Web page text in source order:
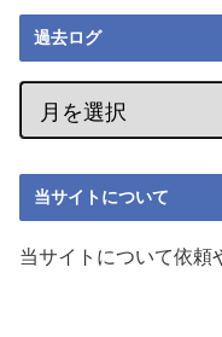
過去ログ
当サイトについて
当サイトについて依頼